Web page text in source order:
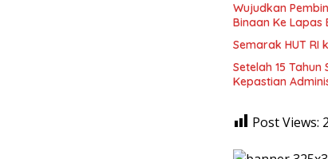
Wujudkan
Binaan Ke Lapas
Semarak HUT RI
Setelah 15 Tahun
Kepastian
Post Views: